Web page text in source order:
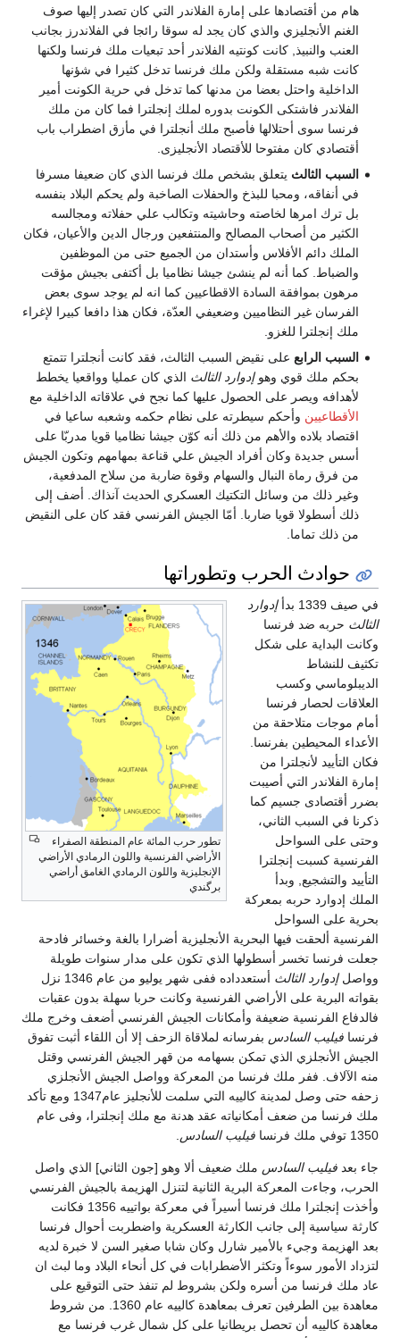
هام من أقتصادها على إمارة الفلاندر التي كان تصدر إليها صوف
الغنم الأنجليزي والذي كان يجد له سوقا رائجا في الفلاندرز بجانب
العنب والنبيذ, كانت كونتيه الفلاندر أحد تبعيات ملك فرنسا ولكنها
كانت شبه مستقلة ولكن ملك فرنسا تدخل كثيرا في شؤنها
الداخلية واحتل بعضا من مدنها كما تدخل في حرية الكونت أمير
الفلاندر فاشتكى الكونت بدوره لملك إنجلترا فما كان من ملك
فرنسا سوى أحتلالها فأصبح ملك أنجلترا في مأزق اضطراب باب
أقتصادي كان مفتوحا للأقتصاد الأنجليزى.
السبب الثالث يتعلق بشخص ملك فرنسا الذي كان ضعيفا مسرفا
في أنفاقه، ومحبا للبذخ والحفلات الصاخبة ولم يحكم البلاد بنفسه
بل ترك امرها لخاصته وحاشيته وتكالب علي حفلاته ومجالسه
الكثير من أصحاب المصالح والمنتفعين ورجال الدين والأعيان، فكان
الملك دائم الأفلاس وأستدان من الجميع حتى من الموظفين
والضباط. كما أنه لم ينشئ جيشا نظاميا بل أكتفى بجيش مؤقت
مرهون بموافقة السادة الاقطاعيين كما انه لم يوجد سوى بعض
الفرسان غير النظاميين وضعيفي العدّة، فكان هذا دافعا كبيرا لإغراء
ملك إنجلترا للغزو.
السبب الرابع على نقيض السبب الثالث، فقد كانت أنجلترا تتمتع
بحكم ملك قوي وهوإدوارد الثالث الذي كان عمليا وواقعيا يخطط
لأهدافه ويصر على الحصول عليها كما نجح في علاقاته الداخلية مع
الأقطاعيين وأحكم سيطرته على نظام حكمه وشعبه ساعيا في
اقتصاد بلاده والأهم من ذلك أنه كوّن جيشا نظاميا قويا مدربّا على
أسس جديدة وكان أفراد الجيش علي قناعة بمهامهم وتكون الجيش
من فرق رماة النبال والسهام وقوة ضاربة من سلاح المدفعية،
وغير ذلك من وسائل التكتيك العسكري الحديث آنذاك. أضف إلى
ذلك أسطولا قويا ضاربا. أمّا الجيش الفرنسي فقد كان على النقيض
من ذلك تماما.
حوادث الحرب وتطوراتها
تطور حرب المائة عام المنطقة الصفراء
الأراضي الفرنسية واللون الرمادي الأراضي
الإنجليزية واللون الرمادي الغامق أراضي
برگندي
في صيف 1339 بدأ
إدوارد
الثالث حربه ضد فرنسا
وكانت البداية على شكل
تكثيف للنشاط
الديبلوماسي وكسب
العلاقات لحصار فرنسا
أمام موجات متلاحقة من
الأعداء المحيطين بفرنسا.
فكان التأييد لأنجلترا من
إمارة الفلاندر التي أصيبت
بضرر أقتصادى جسيم كما
ذكرنا في السبب الثاني،
وحتى على السواحل
الفرنسية كسبت إنجلترا
التأييد والتشجيع, وبدأ
الملك إدوارد حربه بمعركة
بحرية على السواحل
الفرنسية ألحقت فيها البحرية الأنجليزية أضرارا بالغة وخسائر فادحة
جعلت فرنسا تخسر أسطولها الذي تكون على مدار سنوات طويلة
وواصلإدوارد الثالث
أستعدداده ففى شهر يوليو من عام 1346 نزل
بقواته البرية على الأراضي الفرنسية وكانت حربا سهلة بدون عقبات
فالدفاع الفرنسية ضعيفة وأمكانات الجيش الفرنسي أضعف وخرج ملك
فرنسا فيليب السادس بفرسانه لملاقاة الزحف إلا أن اللقاء أثبت تفوق
الجيش الأنجلزي الذي تمكن بسهامه من قهر الجيش الفرنسي وقتل
منه الآلاف. ففر ملك فرنسا من المعركة وواصل الجيش الأنجلزي
زحفه حتى وصل لمدينة كالييه التي سلمت للأنجليز عام1347 ومع تأكد
ملك فرنسا من ضعف أمكانياته عقد هدنة مع ملك إنجلترا، وفى عام
1350 توفي ملك فرنسا
فيليب السادس.
جاء بعد فيليب السادس ملك ضعيف ألا وهو [جون الثاني] الذي واصل
الحرب، وجاءت المعركة البرية الثانية لتنزل الهزيمة بالجيش الفرنسي
وأخذت إنجلترا ملك فرنسا أسيراً في معركة بواتييه 1356 فكانت
كارثة سياسية إلى جانب الكارثة العسكرية واضطربت أحوال فرنسا
بعد الهزيمة وجيء بالأمير شارل وكان شابا صغير السن لا خبرة لديه
لتزداد الأمور سوءاً وتكثر الأضطرابات في كل أنحاء البلاد وما لبث ان
عاد ملك فرنسا من أسره ولكن بشروط لم تنفذ حتى التوقيع على
معاهدة بين الطرفين تعرف بمعاهدة كالييه عام 1360. من شروط
معاهدة كالييه أن تحصل بريطانيا على كل شمال غرب فرنسا مع